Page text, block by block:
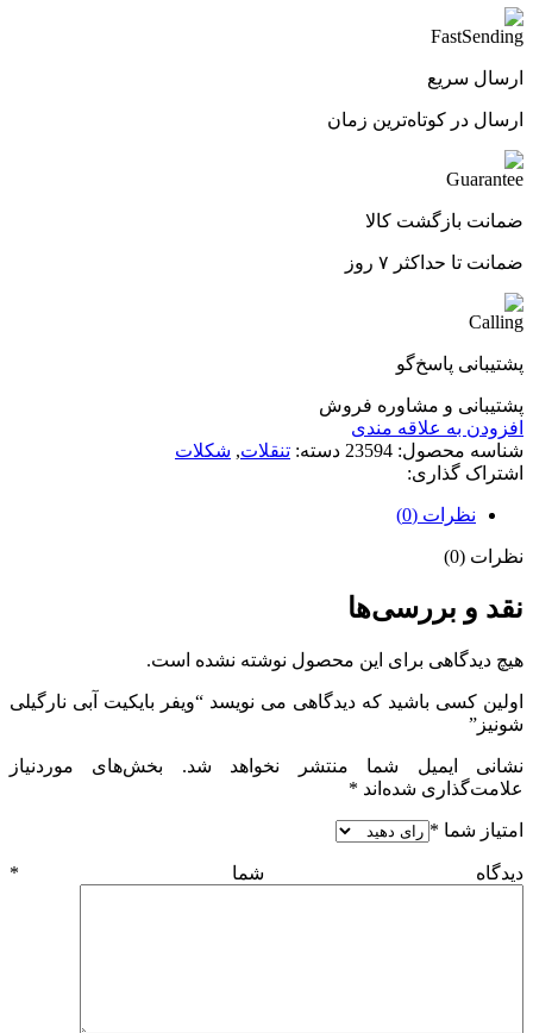
ارسال سریع
ارسال در کوتاه‌ترین زمان
ضمانت بازگشت کالا
ضمانت تا حداکثر ۷ روز
پشتیبانی پاسخ‌گو
پشتیبانی و مشاوره فروش
افزودن به علاقه مندی
شناسه محصول: 23594 دسته: تنقلات, شکلات
اشتراک گذاری:
نظرات (0)
نظرات (0)
نقد و بررسی‌ها
هیچ دیدگاهی برای این محصول نوشته نشده است.
اولین کسی باشید که دیدگاهی می نویسد “ویفر بایکیت آبی نارگیلی
شونیز”
نشانی ایمیل شما منتشر نخواهد شد.
بخش‌های موردنیاز
علامت‌گذاری شده‌اند *
امتیاز شما *
دیدگاه شما *